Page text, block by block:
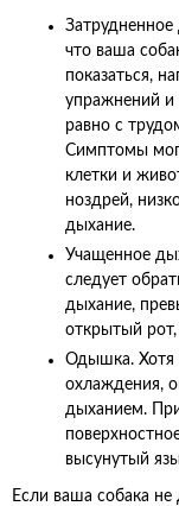
что ваша
показаться,
упражнений и
равно с
Симптомы
клетки и
ноздрей,
дыхание.
Учащенное
следует
дыхание,
открытый
Одышка. Хотя
охлаждения,
дыханием.
высунутый
Если ваша собака